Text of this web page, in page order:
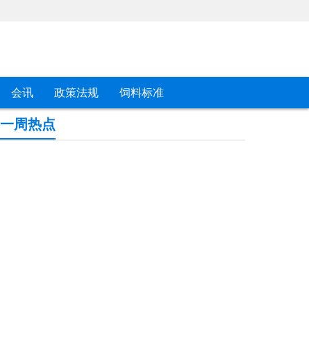
会讯 政策法规 饲料标准
一周热点